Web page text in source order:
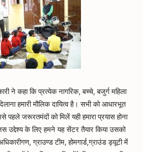
ने कहा कि प्रत्येक नागरिक, बच्चे, बजुर्ग महिला
हमारी मौलिक दायित्व है। सभी को आधारभूत
पहले जरूरतमंदों को मिलें यही हमारा प्रयास होना
उद्देश्य के लिए हमने यह सेंटर तैयार किया उसको
ग्राउण्ड टीम, होमगार्ड,ग्राउंड ड्यूटी में